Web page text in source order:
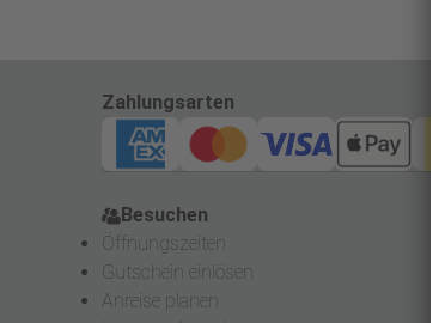
Zahlungsarten
Besuchen
Besuchen
Öffnungszeiten
Gutschein einlösen
Anreise planen